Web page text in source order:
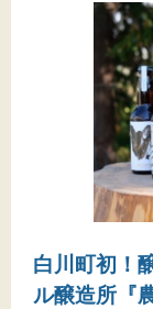
白川町初！
ル醸造所『